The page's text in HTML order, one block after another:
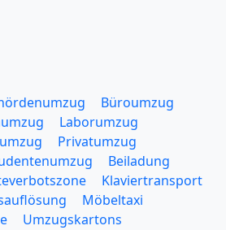
Büroumzug
Laborumzug
Privatumzug
Beiladung
Klaviertransport
Möbeltaxi
Umzugskartons